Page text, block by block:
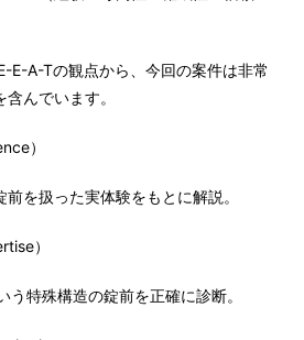
E-A-Tの観点から、今回の案件は非常
んでいます。
）
を扱った実体験をもとに解説。
）
う特殊構造の錠前を正確に診断。